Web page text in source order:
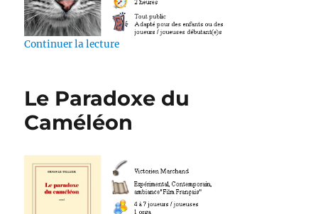
Continuer la lecturede « L’heure de jouer à chat »
Le Paradoxe du
Caméléon